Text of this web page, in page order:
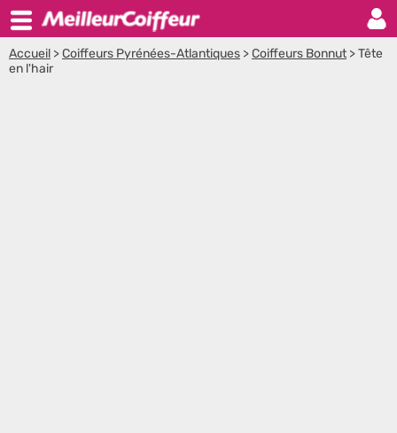
Accueil >Coiffeurs Pyrénées-Atlantiques >Coiffeurs Bonnut>Tête
en l'hair